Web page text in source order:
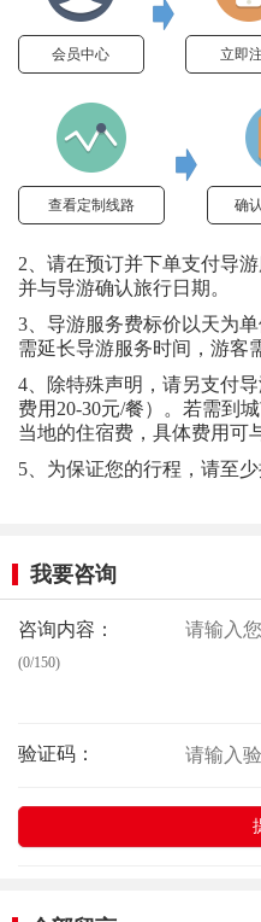
会员中心 立即
查看定制线路 确
2、请在预订并下单支付导
并与导游确认旅行日期。
3、导游服务费标价以天为
需延长导游服务时间，游客
4、除特殊声明，请另支付
费用20-30元/餐）。若需到
当地的住宿费，具体费用可
5、为保证您的行程，请至少
我要咨询
咨询内容：
(0/150)
验证码：